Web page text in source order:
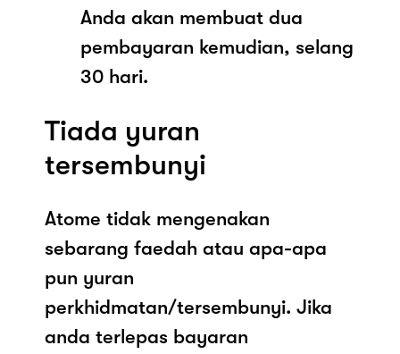
Anda akan membuat dua
pembayaran kemudian, selang
30 hari.
Tiada yuran
tersembunyi
Atome tidak mengenakan
sebarang faedah atau apa-apa
pun yuran
perkhidmatan/tersembunyi. Jika
anda terlepas bayaran